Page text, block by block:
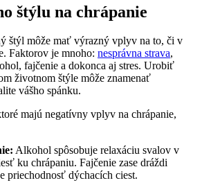
štýlu na chrápanie
štýl môže mať výrazný vplyv na to, či v
Faktorov je ‍mnoho:​ nesprávna strava, ​
fajčenie a dokonca aj stres. Urobiť
životnom štýle môže znamenať
vášho spánku.
majú negatívny ​vplyv na chrápanie,⁤
Alkohol spôsobuje relaxáciu svalov v
ku chrápaniu. Fajčenie zase dráždi
priechodnosť dýchacích ciest.